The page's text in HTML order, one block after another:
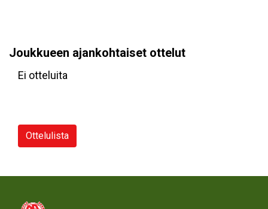
Joukkueen ajankohtaiset ottelut
Ei otteluita
Ottelulista